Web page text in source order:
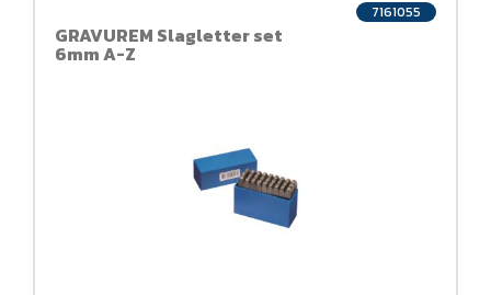
GRAVUREM Slagletter set
6mm A-Z
7161055